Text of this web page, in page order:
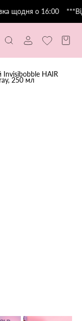
щодня о 16:00
Invisibobble HAIR
250 мл